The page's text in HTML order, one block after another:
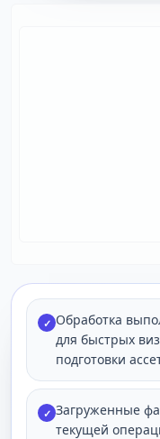
✓ Обработка
для быстрых
подготовки
✓ Загруженные
текущей